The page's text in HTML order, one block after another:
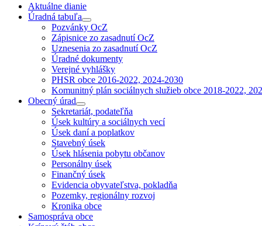
Aktuálne dianie
Úradná tabuľa
Pozvánky OcZ
Zápisnice zo zasadnutí OcZ
Uznesenia zo zasadnutí OcZ
Úradné dokumenty
Verejné vyhlášky
PHSR obce 2016-2022, 2024-2030
Komunitný plán sociálnych služieb obce 2018-2022,
Obecný úrad
Sekretariát, podateľňa
Úsek kultúry a sociálnych vecí
Úsek daní a poplatkov
Stavebný úsek
Úsek hlásenia pobytu občanov
Personálny úsek
Finančný úsek
Evidencia obyvateľstva, pokladňa
Pozemky, regionálny rozvoj
Kronika obce
Samospráva obce